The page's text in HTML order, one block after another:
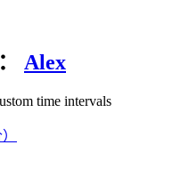
Alex
time intervals